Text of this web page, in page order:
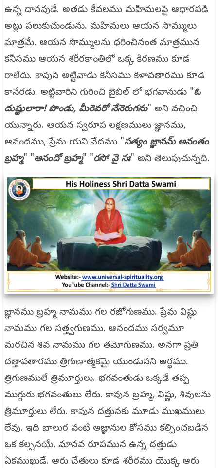
ఉన్న దానవుడే. అతడు కేవలము మహిమలపై ఆధారపడి
అట్లు పలుకుచుండును. మహిమలు ఆయన సొమ్ములు
మాత్రమే. ఆయన సొమ్ములను ధరించినంత మాత్రమున
కనీసము ఆయన శరీరకాంతిలో ఒక్క కిరణము కూడ
రాలేదు. కావున అట్టివాడు కనీసము కళావతారము కూడ
కానేరడు. అట్టివారిని గురించి బైబిల్‌ లో భగవానుడు "ఓ
దుష్టులారా! పొండు, మీరెవరో నేనెరుగను" అని వచించి
యున్నారు. ఆయన స్వరూప లక్షణములు జ్ఞానము,
ఆనందము, ప్రేమ యని వేదము "సత్యం జ్ఞానమ్ అనంతం
బ్రహ్మ" "ఆనందో బ్రహ్మ" "రసో వై సః" అని తెలుపుచున్నది.
జ్ఞానము బ్రహ్మ నామము గల రజోగుణము. ప్రేమ విష్ణు
నామము గల సత్త్వగుణము. ఆనందము సర్వమూ
మరచిన శివ నామము గల తమోగుణము. అనగా ప్రతి
దత్తావతారము త్రిగుణాత్మకమై యుండునని అర్థము.
త్రిగుణములే త్రిమూర్తులు. భగవంతుడు ఒక్కడే తప్ప
ముగ్గురు భగవంతులు లేరు. కావున బ్రహ్మ, విష్ణు, శివులను
త్రిమూర్తులు లేరు. కావున దత్తునకు మూడు ముఖములు
లేవు. ఇది బాలుర వంటి అజ్ఞానుల కోసము కల్పించబడిన
ఒక కల్పనయే. మానవ రూపమున ఉన్న దత్తుడు
ఏకముఖుడే. ఆరు చేతులు కూడ శరీరము యొక్క ఆరు